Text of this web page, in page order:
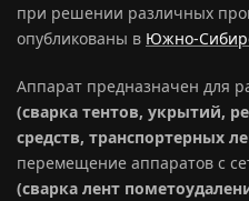
при решении различных
опубликованы в Южно-
Аппарат предназначен для
(сварка тентов, укрытий,
средств, транспортерных
перемещение аппаратов с
(сварка лент